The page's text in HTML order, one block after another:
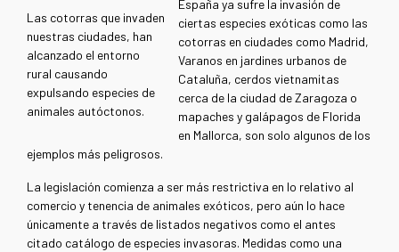
Las cotorras que invaden
nuestras ciudades, han
alcanzado el entorno
rural causando
expulsando especies de
animales autóctonos.
España ya sufre la invasión de
ciertas especies exóticas como las
cotorras en ciudades como Madrid,
Varanos en jardines urbanos de
Cataluña, cerdos vietnamitas
cerca de la ciudad de Zaragoza o
mapaches y galápagos de Florida
en Mallorca, son solo algunos de los
ejemplos más peligrosos.
La legislación comienza a ser más restrictiva en lo relativo al
comercio y tenencia de animales exóticos, pero aún lo hace
únicamente a través de listados negativos como el antes
citado catálogo de especies invasoras. Medidas como una